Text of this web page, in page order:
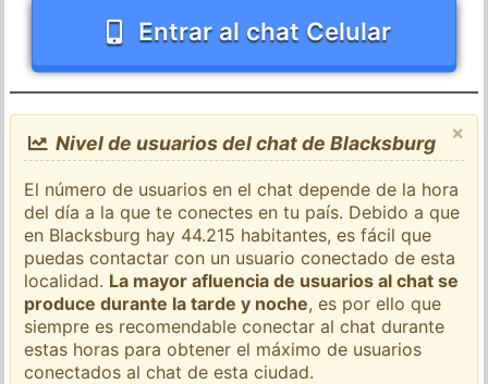
Entrar al chat Celular
×
Nivel de usuarios del chat de Blacksburg
El número de usuarios en el chat depende de la hora
del día a la que te conectes en tu país. Debido a que
en Blacksburg hay 44.215 habitantes, es fácil que
puedas contactar con un usuario conectado de esta
localidad. La mayor afluencia de usuarios al chat se
produce durante la tarde y noche, es por ello que
siempre es recomendable conectar al chat durante
estas horas para obtener el máximo de usuarios
conectados al chat de esta ciudad.